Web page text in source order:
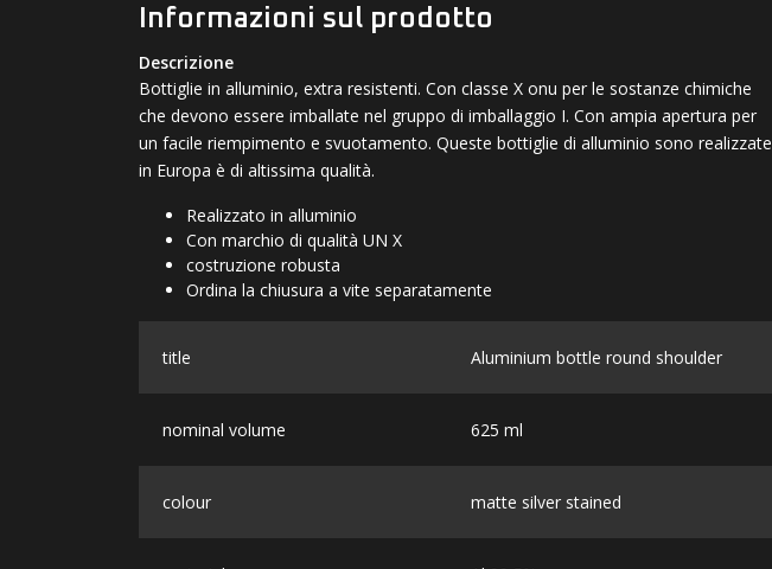
Informazioni sul prodotto
Descrizione
Bottiglie in alluminio, extra resistenti. Con classe X onu per le sostanze chimiche
che devono essere imballate nel gruppo di imballaggio I. Con ampia apertura per
un facile riempimento e svuotamento. Queste bottiglie di alluminio sono realizzate
in Europa è di altissima qualità.
Realizzato in alluminio
Con marchio di qualità UN X
costruzione robusta
Ordina la chiusura a vite separatamente
title Aluminium bottle round shoulder
nominal volume 625 ml
colour matte silver stained